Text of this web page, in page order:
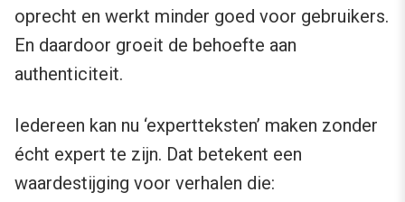
oprecht en werkt minder goed voor gebruikers.
En daardoor groeit de behoefte aan
authenticiteit.
Iedereen kan nu ‘expertteksten’ maken zonder
écht expert te zijn. Dat betekent een
waardestijging voor verhalen die: